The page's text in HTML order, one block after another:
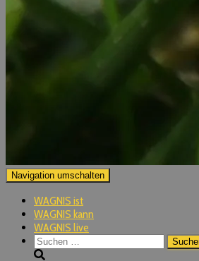
Navigation umschalten
WAGNIS ist
WAGNIS kann
WAGNIS live
Suchen
nach: